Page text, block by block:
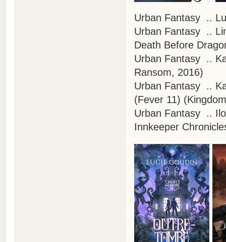
Urban Fantasy ..
Urban Fantasy ..
Death Before
Urban Fantasy ..
Ransom, 2016)
Urban Fantasy ..
(Fever 11)
Urban Fantasy ..
Innkeeper